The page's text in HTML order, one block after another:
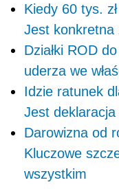
Kiedy 60 tys.
Jest konkretna
Działki ROD
uderza we
Idzie ratunek
Jest
Darowizna od
Kluczowe
wszystkim